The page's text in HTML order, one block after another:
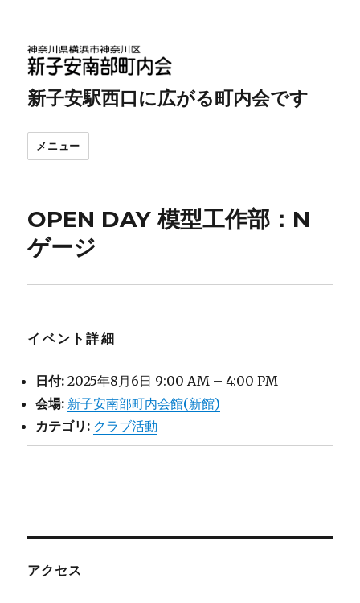
新子安駅西口に広がる町内会です
メニュー
OPEN DAY 模型工作部：N
ゲージ
イベント詳細
日付: 2025年8月6日 9:00 AM –4:00 PM
会場: 新子安南部町内会館(新館)
カテゴリ: クラブ活動
アクセス